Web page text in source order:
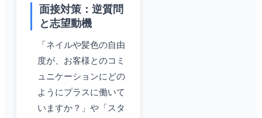
面接対策：逆質問
と志望動機
「ネイルや髪色の自由
度が、お客様とのコミ
ュニケーションにどの
ようにプラスに働いて
いますか？」や「スタ